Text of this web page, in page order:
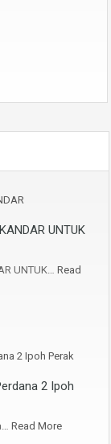
UNTUK
UNTUK… Read
2 Ipoh
Read More